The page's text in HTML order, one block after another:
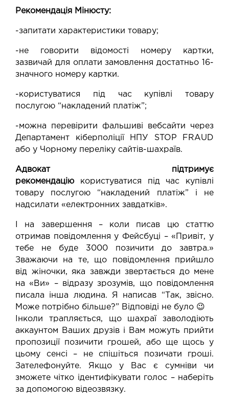
Рекомендація Мінюсту:
-запитати характеристики товару;
-не говорити відомості номеру картки,
зазвичай для оплати замовлення достатньо 16-
значного номеру картки.
-користуватися під час купівлі товару
послугою “накладений платіж”;
-можна перевірити фальшиві вебсайти через
Департамент кіберполіції НПУ STOP FRAUD
або у Чорному переліку сайтів-шахраїв.
Адвокат підтримує
рекомендацію
користуватися під час купівлі
товару послугою “накладений платіж” і не
надсилати «електронних завдатків».
І на завершення – коли писав цю статтю
отримав повідомлення у Фейсбуці – «Привіт, у
тебе не буде 3000 позичити до завтра.»
Зважаючи на те, що повідомлення прийшло
від жіночки, яка завжди звертається до мене
на «Ви» – відразу зрозумів, що повідомлення
писала інша людина. Я написав “Так, звісно.
Може потрібно більше?” Відповіді не було 😉
Інколи трапляється, що шахраї заволодіють
аккаунтом Ваших друзів і Вам можуть прийти
пропозиції позичити грошей, або ще щось у
цьому сенсі – не спішіться позичати гроші.
Зателефонуйте. Якщо у Вас є сумніви чи
зможете чітко ідентифікувати голос – наберіть
за допомогою відеозвязку.